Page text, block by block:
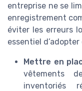
entreprise ne se
enregistrement
éviter les erreurs
essentiel
Mettre en
vêtements
inventoriés